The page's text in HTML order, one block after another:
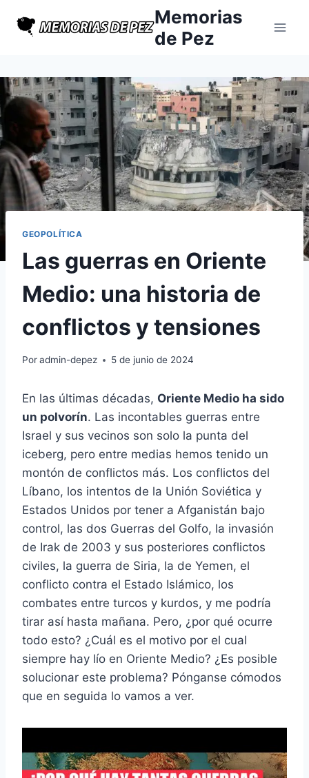
Memorias
de Pez
GEOPOLÍTICA
Las guerras en Oriente
Medio: una historia de
conflictos y tensiones
Poradmin-depez 5 de junio de 2024
En las últimas décadas, Oriente Medio ha sido
un polvorín. Las incontables guerras entre
Israel y sus vecinos son solo la punta del
iceberg, pero entre medias hemos tenido un
montón de conflictos más. Los conflictos del
Líbano, los intentos de la Unión Soviética y
Estados Unidos por tener a Afganistán bajo
control, las dos Guerras del Golfo, la invasión
de Irak de 2003 y sus posteriores conflictos
civiles, la guerra de Siria, la de Yemen, el
conflicto contra el Estado Islámico, los
combates entre turcos y kurdos, y me podría
tirar así hasta mañana. Pero, ¿por qué ocurre
todo esto? ¿Cuál es el motivo por el cual
siempre hay lío en Oriente Medio? ¿Es posible
solucionar este problema? Pónganse cómodos
que en seguida lo vamos a ver.